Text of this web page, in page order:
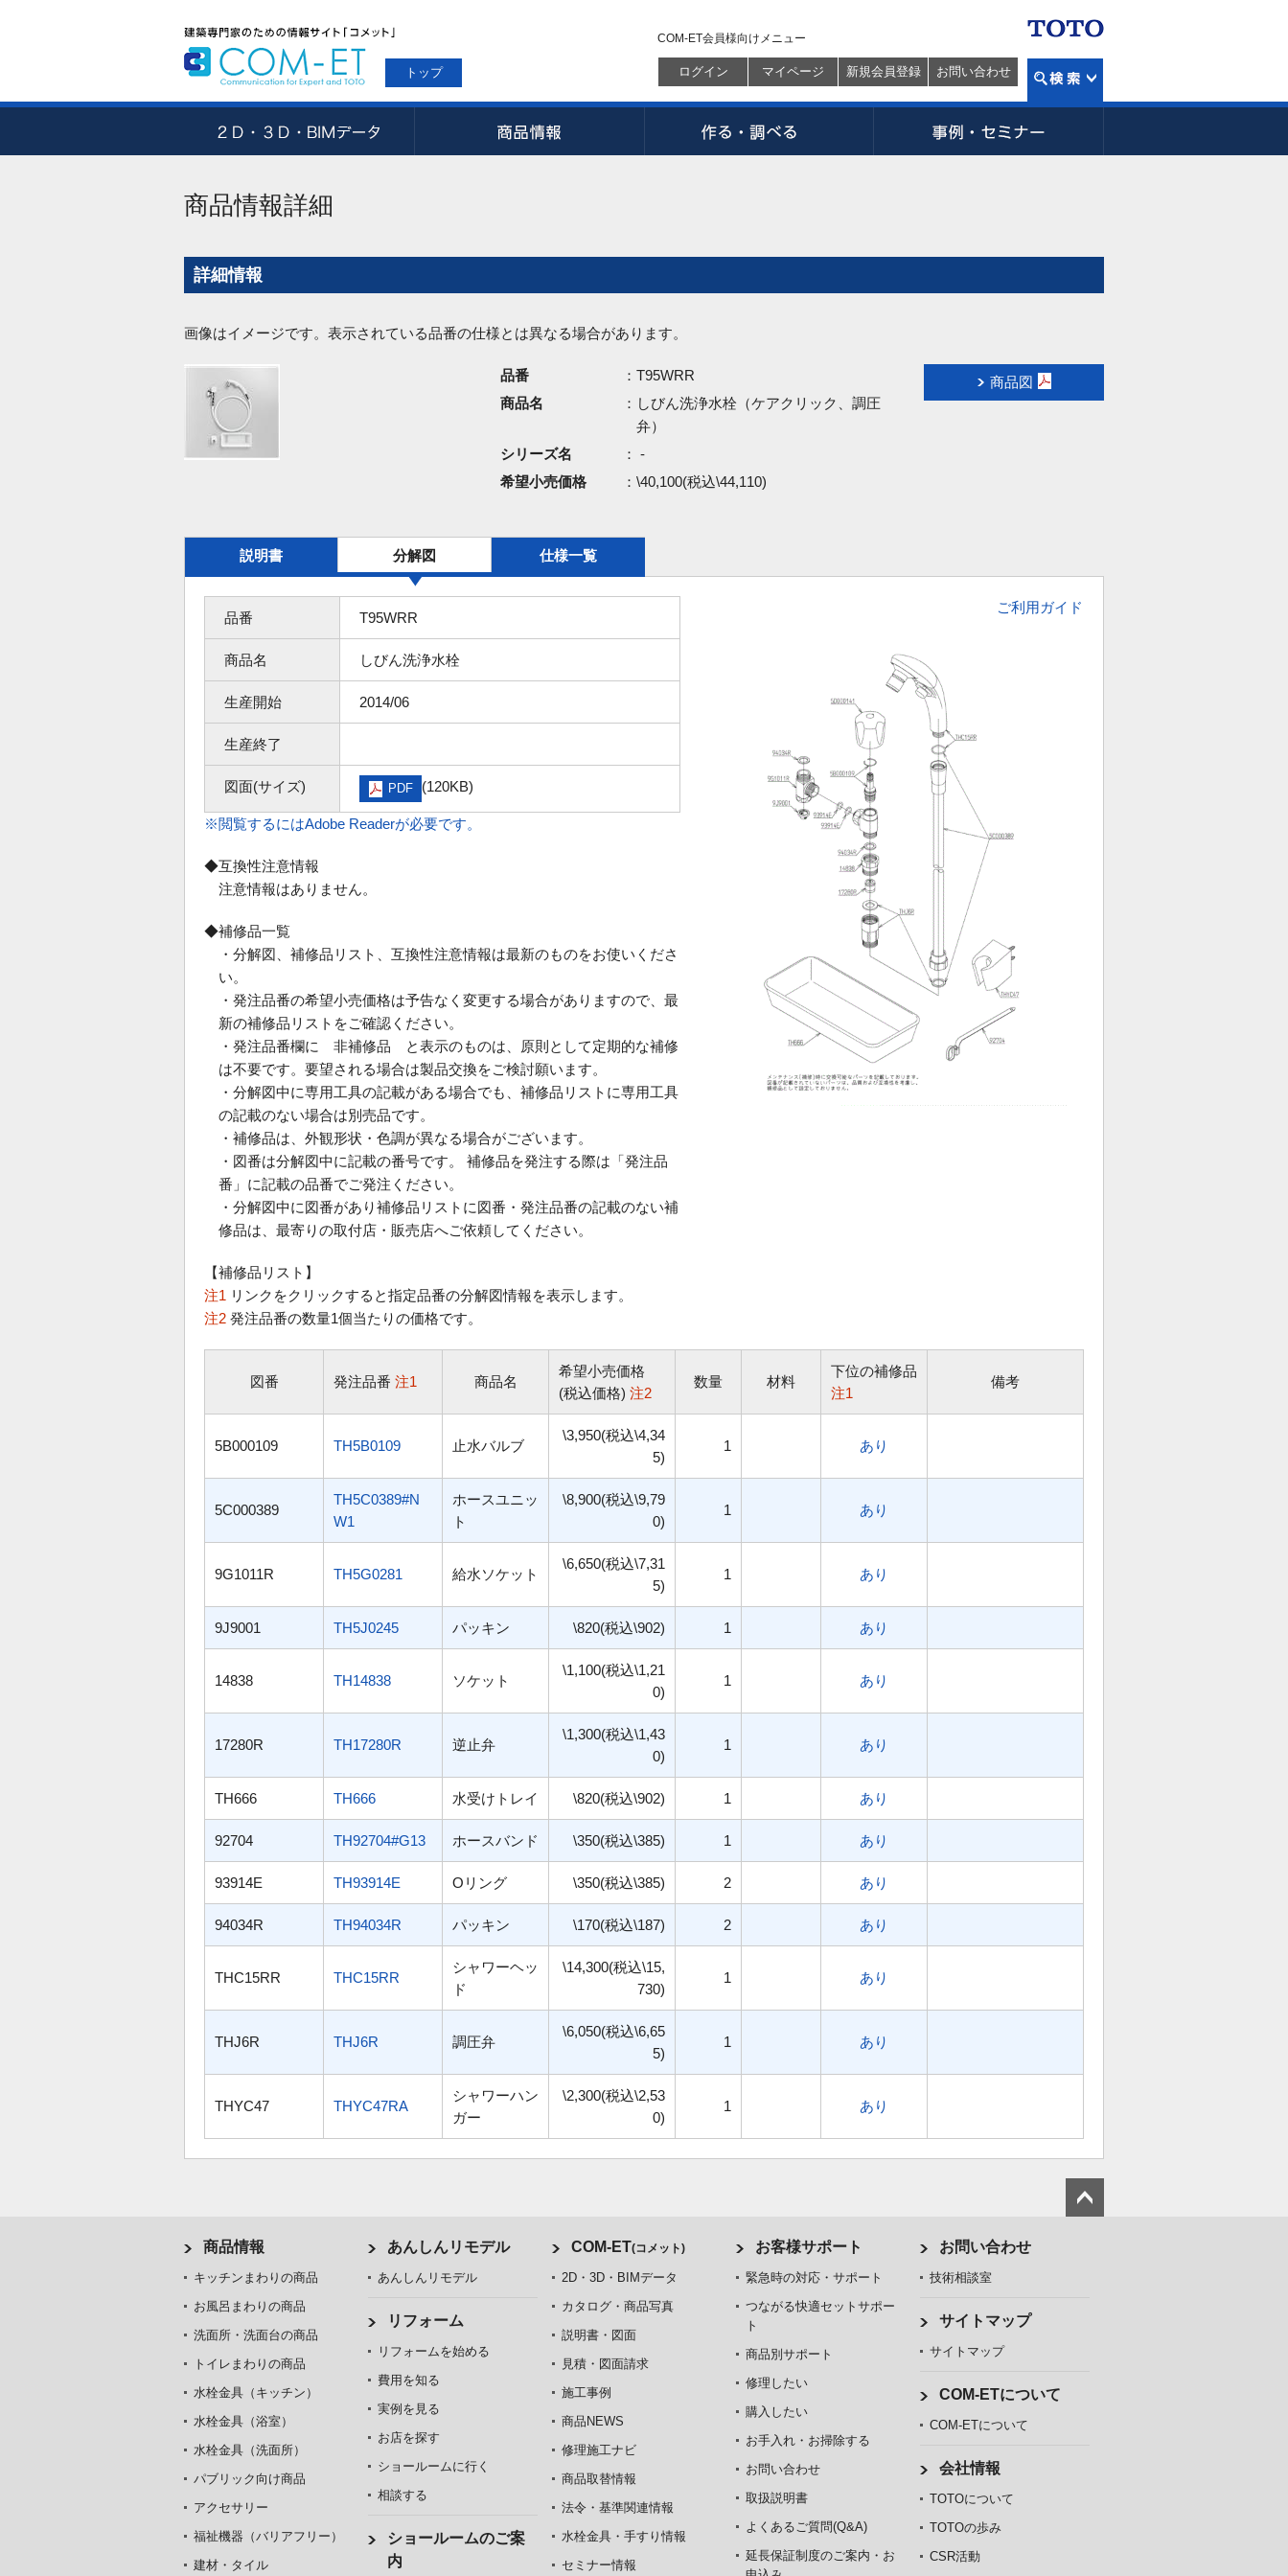
トップ
COM-ET会員様向けメニュー
ログイン マイページ 新規会員登録 お問い合わせ
商品情報詳細
詳細情報
画像はイメージです。表示されている品番の仕様とは異なる場合があります。
品番
：T95WRR
商品名
：しびん洗浄水栓（ケアクリック、調圧
弁）
シリーズ名
： -
希望小売価格
：\40,100(税込\44,110)
商品図
説明書 分解図 仕様一覧
品番 T95WRR
商品名 しびん洗浄水栓
生産開始 2014/06
生産終了
図面(サイズ) PDF (120KB)
※閲覧するにはAdobe Readerが必要です。
◆互換性注意情報
注意情報はありません。
◆補修品一覧
・分解図、補修品リスト、互換性注意情報は最新のものをお使いくださ
い。
・発注品番の希望小売価格は予告なく変更する場合がありますので、最
新の補修品リストをご確認ください。
・発注品番欄に 非補修品 と表示のものは、原則として定期的な補修
は不要です。要望される場合は製品交換をご検討願います。
・分解図中に専用工具の記載がある場合でも、補修品リストに専用工具
の記載のない場合は別売品です。
・補修品は、外観形状・色調が異なる場合がございます。
・図番は分解図中に記載の番号です。 補修品を発注する際は「発注品
番」に記載の品番でご発注ください。
・分解図中に図番があり補修品リストに図番・発注品番の記載のない補
修品は、最寄りの取付店・販売店へご依頼してください。
ご利用ガイド
【補修品リスト】
注1 リンクをクリックすると指定品番の分解図情報を表示します。
注2 発注品番の数量1個当たりの価格です。
図番 発注品番 注1 商品名
希望小売価格
(税込価格) 注2
数量 材料
下位の補修品
注1
備考
5B000109 TH5B0109 止水バルブ
\3,950(税込\4,34
5)
1 あり
5C000389
TH5C0389#N
W1
ホースユニッ
ト
\8,900(税込\9,79
0)
1 あり
9G1011R TH5G0281 給水ソケット
\6,650(税込\7,31
5)
1 あり
9J9001 TH5J0245 パッキン \820(税込\902) 1 あり
14838 TH14838 ソケット
\1,100(税込\1,21
0)
1 あり
17280R TH17280R 逆止弁
\1,300(税込\1,43
0)
1 あり
TH666 TH666 水受けトレイ \820(税込\902) 1 あり
92704 TH92704#G13 ホースバンド \350(税込\385) 1 あり
93914E TH93914E Oリング \350(税込\385) 2 あり
94034R TH94034R パッキン \170(税込\187) 2 あり
THC15RR THC15RR
シャワーヘッ
ド
\14,300(税込\15,
730)
1 あり
THJ6R THJ6R 調圧弁
\6,050(税込\6,65
5)
1 あり
THYC47 THYC47RA
シャワーハン
ガー
\2,300(税込\2,53
0)
1 あり
商品情報
キッチンまわりの商品
お風呂まわりの商品
洗面所・洗面台の商品
トイレまわりの商品
水栓金具（キッチン）
水栓金具（浴室）
水栓金具（洗面所）
パブリック向け商品
アクセサリー
福祉機器（バリアフリー）
建材・タイル
あんしんリモデル
あんしんリモデル
リフォーム
リフォームを始める
費用を知る
実例を見る
お店を探す
ショールームに行く
相談する
ショールームのご案
内
COM-ET(コメット)
2D・3D・BIMデータ
カタログ・商品写真
説明書・図面
見積・図面請求
施工事例
商品NEWS
修理施工ナビ
商品取替情報
法令・基準関連情報
水栓金具・手すり情報
セミナー情報
お客様サポート
緊急時の対応・サポート
つながる快適セットサポー
ト
商品別サポート
修理したい
購入したい
お手入れ・お掃除する
お問い合わせ
取扱説明書
よくあるご質問(Q&A)
延長保証制度のご案内・お
お問い合わせ
技術相談室
サイトマップ
サイトマップ
COM-ETについて
COM-ETについて
会社情報
TOTOについて
TOTOの歩み
CSR活動